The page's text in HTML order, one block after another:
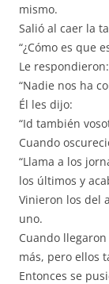
mismo.
Salió al caer la
“¿Cómo es que
Le respondieron:
“Nadie nos ha
Él les dijo:
“Id también
Cuando
“Llama a los
los últimos y
Vinieron los del
uno.
Cuando
más, pero ellos
Entonces se